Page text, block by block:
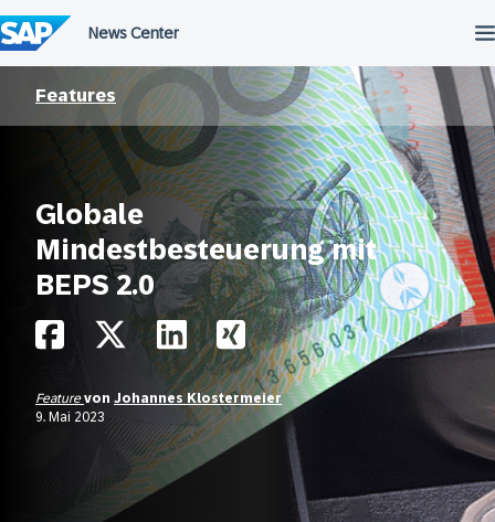
Features
Globale
Mindestbesteuerung mit
BEPS 2.0
Featurevon Johannes Klostermeier
9. Mai 2023